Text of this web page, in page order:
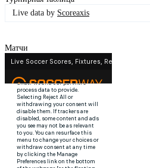
Live data by Scoreaxis
Матчи